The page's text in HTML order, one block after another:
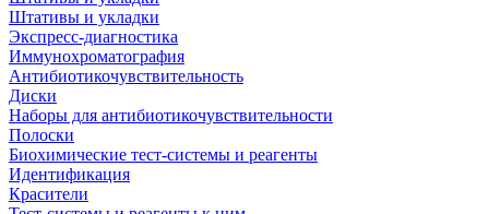
Штативы и укладки
Экспресс-диагностика
Иммунохроматография
Антибиотикочувствительность
Диски
Наборы для антибиотикочувствительности
Полоски
Биохимические тест-системы и реагенты
Идентификация
Красители